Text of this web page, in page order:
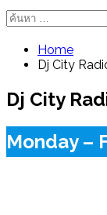
ค้นหา
Home
Dj City
Dj City
Monday –